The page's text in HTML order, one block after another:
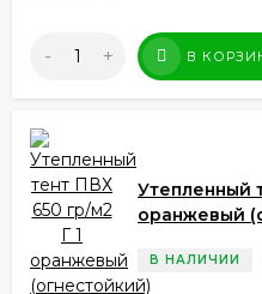
- + В
Утепленный
оранжевый
В НАЛИЧИИ